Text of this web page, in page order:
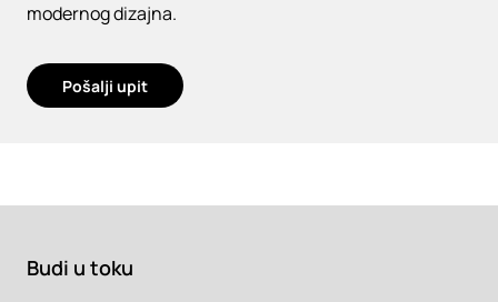
modernog dizajna.
Pošalji upit
Budi u toku